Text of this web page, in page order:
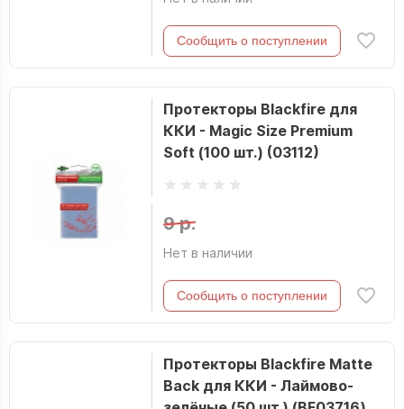
Сообщить о поступлении
Протекторы Blackfire для
ККИ - Magic Size Premium
Soft (100 шт.) (03112)
9 р.
Нет в наличии
Сообщить о поступлении
Протекторы Blackfire Matte
Back для ККИ - Лаймово-